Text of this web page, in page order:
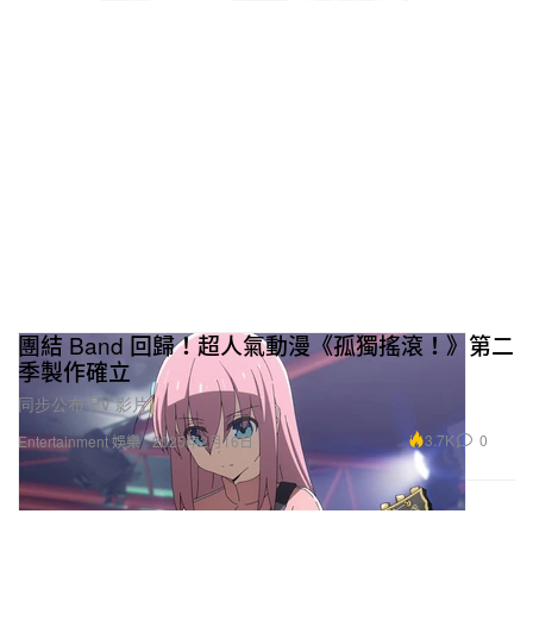
Entertainment 娛樂
團結 Band 回歸！超人氣動漫《孤獨搖滾！》第二
季製作確立
同步公布 PV 影片。
2025年2月16日 3.7K 0